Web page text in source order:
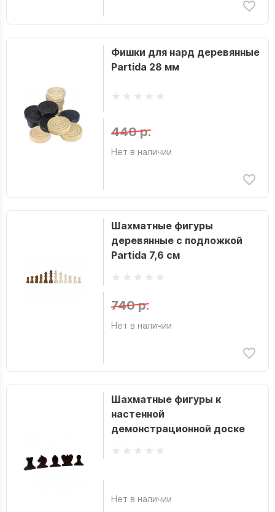
Фишки для нард деревянные
Partida 28 мм
440 р.
Нет в наличии
Шахматные фигуры
деревянные с подложкой
Partida 7,6 см
740 р.
Нет в наличии
Шахматные фигуры к
настенной
демонстрационной доске
Нет в наличии